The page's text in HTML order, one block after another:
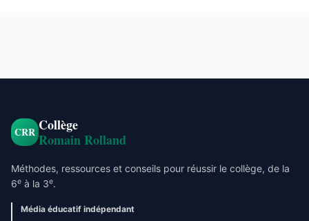
CRR Collège
Romain Rolland
Méthodes, ressources et conseils pour réussir le collège, de la
6e à la 3e.
Média éducatif indépendant